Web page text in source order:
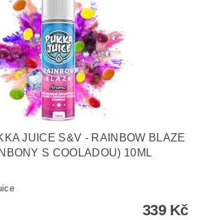
JUICE S&V - RAINBOW BLAZE
S COOLADOU) 10ML
339 Kč